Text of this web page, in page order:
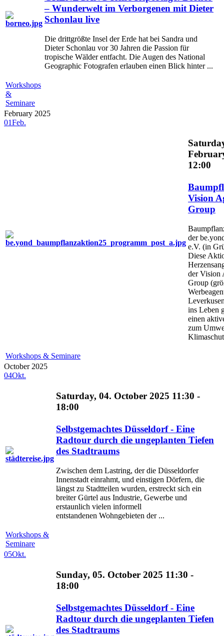
– Wunderwelt im Verborgenen mit Dieter
Schonlau live
Die drittgrößte Insel der Erde hat bei Sandra und
Dieter Schonlau vor 30 Jahren die Passion für
tropische Wälder entfacht. Die Augen des National
Geographic Fotografen erlauben einen Blick hinter ...
Workshops
&
Seminare
February 2025
01Feb.
12:00
Vision
Group
der
e.V. (in
Diese
der Vision
Group
ins Leben
einen
zum
Workshops & Seminare
October 2025
04Okt.
Saturday, 04. October 2025 11:30 -
18:00
Selbstgemachtes Düsseldorf - Eine
Radtour durch die ungeplanten Tiefen
des Stadtraums
Zwischen dem Lastring, der die Düsseldorfer
Innenstadt einrahmt, und einstigen Dörfern, die
längst zu Stadtteilen wurden, erstreckt sich ein
breiter Gürtel aus Industrie, Gewerbe und
erstaunlich vielen informell
entstandenen Wohngebieten der ...
Workshops &
Seminare
05Okt.
Sunday, 05. October 2025 11:30 -
18:00
Selbstgemachtes Düsseldorf - Eine
Radtour durch die ungeplanten Tiefen
des Stadtraums